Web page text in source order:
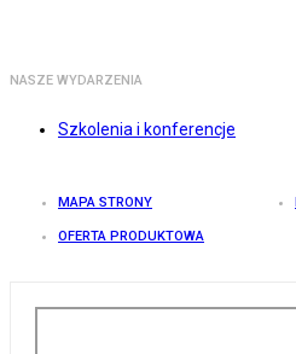
NASZE WYDARZENIA
Szkolenia i konferencje
MAPA STRONY
OFERTA PRODUKTOWA